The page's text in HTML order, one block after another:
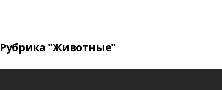
Рубрика "Животные"